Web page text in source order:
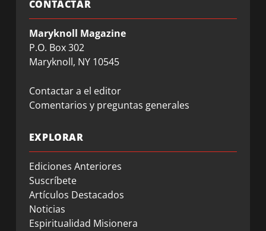
CONTACTAR
Maryknoll Magazine
P.O. Box 302
Maryknoll, NY 10545
Contactar a el editor
Comentarios y preguntas generales
EXPLORAR
Ediciones Anteriores
Suscríbete
Artículos Destacados
Noticias
Espiritualidad Misionera